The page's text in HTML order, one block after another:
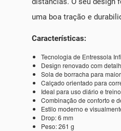
uma boa tração e
Características:
Tecnologia de Entressola
Design renovado com
Sola de borracha para
Calçado orientado para
Ideal para uso diário e
Combinação de conforto e
Estilo moderno e
Drop: 6 mm
Peso: 261 g